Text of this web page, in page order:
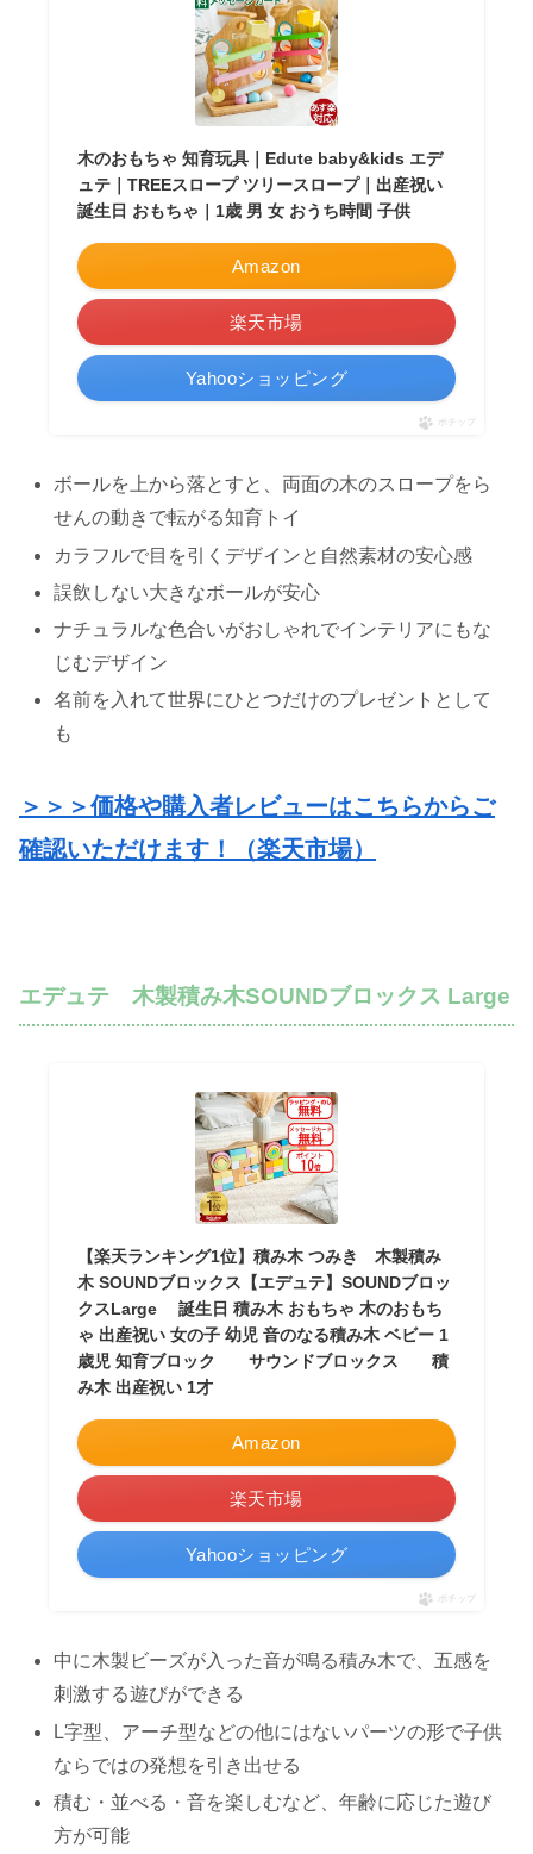
木のおもちゃ 知育玩具｜Edute baby&kids エデ
ュテ｜TREEスロープ ツリースロープ｜出産祝い
誕生日 おもちゃ｜1歳 男 女 おうち時間 子供
Amazon
楽天市場
Yahooショッピング
ポチップ
ボールを上から落とすと、両面の木のスロープをら
せんの動きで転がる知育トイ
カラフルで目を引くデザインと自然素材の安心感
誤飲しない大きなボールが安心
ナチュラルな色合いがおしゃれでインテリアにもな
じむデザイン
名前を入れて世界にひとつだけのプレゼントとして
も
＞＞＞価格や購入者レビューはこちらからご
確認いただけます！（楽天市場）
エデュテ 木製積み木SOUNDブロックス Large
【楽天ランキング1位】積み木 つみき 木製積み
木 SOUNDブロックス【エデュテ】SOUNDブロッ
クスLarge 誕生日 積み木 おもちゃ 木のおもち
ゃ 出産祝い 女の子 幼児 音のなる積み木 ベビー 1
歳児 知育ブロック サウンドブロックス 積
み木 出産祝い 1才
Amazon
楽天市場
Yahooショッピング
ポチップ
中に木製ビーズが入った音が鳴る積み木で、五感を
刺激する遊びができる
L字型、アーチ型などの他にはないパーツの形で子供
ならではの発想を引き出せる
積む・並べる・音を楽しむなど、年齢に応じた遊び
方が可能